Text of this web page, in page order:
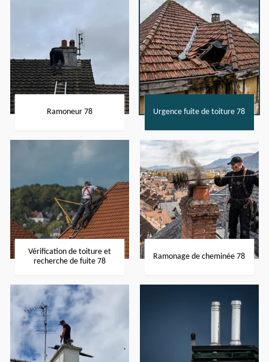
Ramoneur 78 Urgence fuite de toiture 78
Vérification de toiture et
recherche de fuite 78
Ramonage de cheminée 78